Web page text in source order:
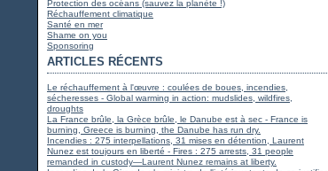
Protection des océans (sauvez la planète !)
Réchauffement climatique
Santé en mer
Shame on you
Sponsoring
ARTICLES RÉCENTS
Le réchauffement à l'œuvre : coulées de boues, incendies,
sécheresses - Global warming in action: mudslides, wildfires,
droughts
La France brûle, la Grèce brûle, le Danube est à sec - France is
burning, Greece is burning, the Danube has run dry.
Incendies : 275 interpellations, 31 mises en détention, Laurent
Nunez est toujours en liberté - Fires : 275 arrests, 31 people
remanded in custody—Laurent Nunez remains at liberty.